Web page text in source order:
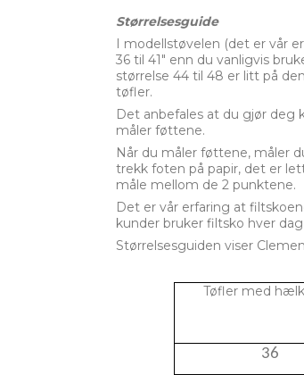
Størrelsesguide
I modellstøvelen (det er vår
36 til 41" enn du vanligvis
størrelse 44 til 48 er litt på
tøfler.
Det anbefales at du gjør deg
måler føttene.
Når du måler føttene, måler
trekk foten på papir, det er
måle mellom de 2 punktene.
Det er vår erfaring at
kunder bruker filtsko hver
Størrelsesguiden viser
Tøfler med
36